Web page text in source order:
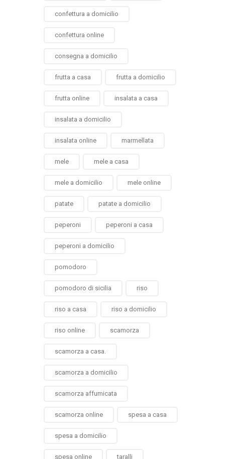
confettura a domicilio
confettura online
consegna a domicilio
frutta a casa frutta a domicilio
frutta online insalata a casa
insalata a domicilio
insalata online marmellata
mele mele a casa
mele a domicilio mele online
patate patate a domicilio
peperoni peperoni a casa
peperoni a domicilio
pomodoro
pomodoro di sicilia riso
riso a casa riso a domicilio
riso online scamorza
scamorza a casa.
scamorza a domicilio
scamorza affumicata
scamorza online spesa a casa
spesa a domicilio
spesa online taralli